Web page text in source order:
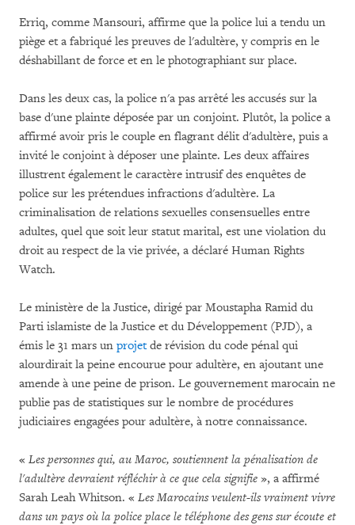
Erriq, comme Mansouri, affirme que la police lui a tendu un
piège et a fabriqué les preuves de l'adultère, y compris en le
déshabillant de force et en le photographiant sur place.
Dans les deux cas, la police n'a pas arrêté les accusés sur la
base d'une plainte déposée par un conjoint. Plutôt, la police a
affirmé avoir pris le couple en flagrant délit d'adultère, puis a
invité le conjoint à déposer une plainte. Les deux affaires
illustrent également le caractère intrusif des enquêtes de
police sur les prétendues infractions d'adultère. La
criminalisation de relations sexuelles consensuelles entre
adultes, quel que soit leur statut marital, est une violation du
droit au respect de la vie privée, a déclaré Human Rights
Watch.
Le ministère de la Justice, dirigé par Moustapha Ramid du
Parti islamiste de la Justice et du Développement (PJD), a
émis le 31 mars un projetde révision du code pénal qui
alourdirait la peine encourue pour adultère, en ajoutant une
amende à une peine de prison. Le gouvernement marocain ne
publie pas de statistiques sur le nombre de procédures
judiciaires engagées pour adultère, à notre connaissance.
« Les personnes qui, au Maroc, soutiennent la pénalisation de
l'adultère devraient réfléchir à ce que cela signifie », a affirmé
Sarah Leah Whitson. « Les Marocains veulent-ils vraiment vivre
dans un pays où la police place le téléphone des gens sur écoute et